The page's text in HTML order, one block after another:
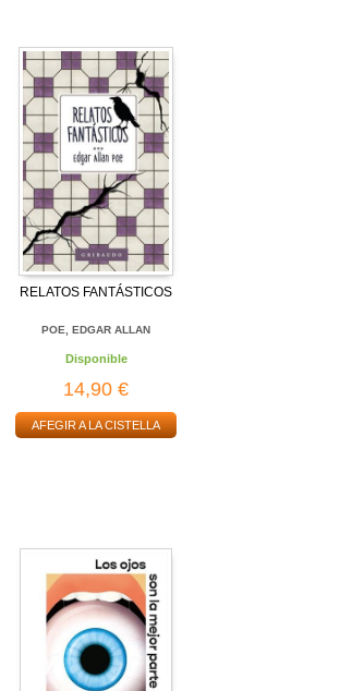
RELATOS FANTÁSTICOS
POE, EDGAR ALLAN
Disponible
14,90 €
AFEGIR A LA CISTELLA